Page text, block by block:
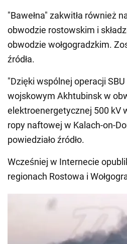
"Bawełna" zakwitła również
obwodzie rostowskim i
obwodzie wołgogradzkim.
źródła.
"Dzięki wspólnej operacji
wojskowym Akhtubinsk w
elektroenergetycznej 500 kV
ropy naftowej w Kalach-on-
powiedziało źródło.
Wcześniej w Internecie
regionach Rostowa i